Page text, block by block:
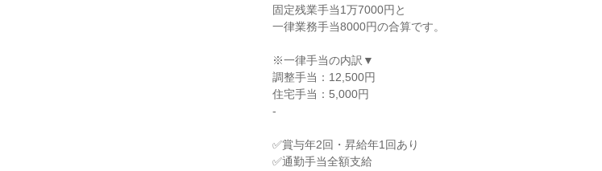
固定残業手当1万7000円と
一律業務手当8000円の合算です。
※一律手当の内訳▼
調整手当：12,500円
住宅手当：5,000円
-
✅賞与年2回・昇給年1回あり
✅通勤手当全額支給